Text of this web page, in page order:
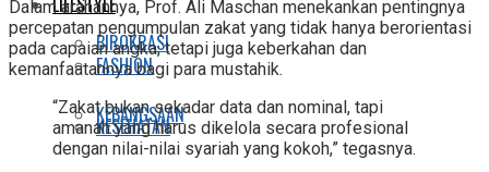
FASHION
KESEHATAN
BIROKRASI
KEBANGSAAN
Dalam arahannya, Prof. Ali Maschan menekankan pentingnya
percepatan pengumpulan zakat yang tidak hanya berorientasi
pada capaian angka, tetapi juga keberkahan dan
kemanfaatannya bagi para mustahik.
“Zakat bukan sekadar data dan nominal, tapi
amanah yang harus dikelola secara profesional
dengan nilai-nilai syariah yang kokoh,” tegasnya.